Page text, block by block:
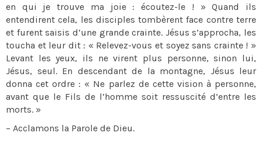
en qui je trouve ma joie : écoutez-le ! » Quand ils
entendirent cela, les disciples tombèrent face contre terre
et furent saisis d’une grande crainte. Jésus s’approcha, les
toucha et leur dit : « Relevez-vous et soyez sans crainte ! »
Levant les yeux, ils ne virent plus personne, sinon lui,
Jésus, seul. En descendant de la montagne, Jésus leur
donna cet ordre : « Ne parlez de cette vision à personne,
avant que le Fils de l’homme soit ressuscité d’entre les
morts. »
– Acclamons la Parole de Dieu.